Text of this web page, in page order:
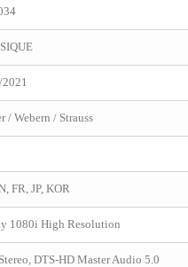
/ Webern / Strauss
FR, JP, KOR
1080i High Resolution
DTS-HD Master Audio 5.0